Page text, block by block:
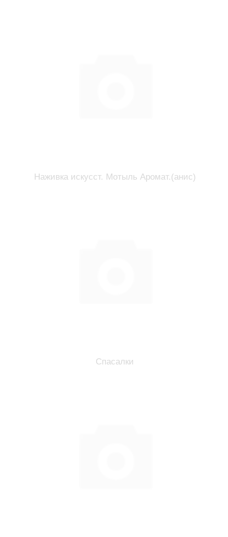
Наживка искусст. Мотыль Аромат.(анис)
Спасалки